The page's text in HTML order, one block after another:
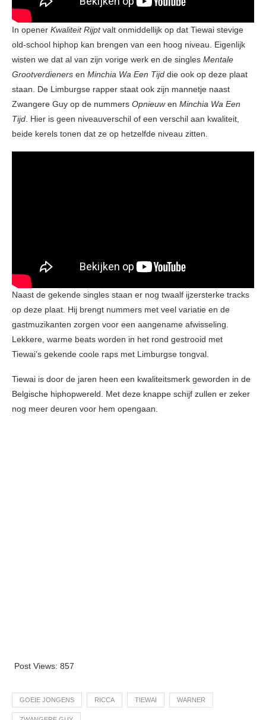
In opener Kwaliteit Rijptvalt onmiddellijk op dat Tiewai stevige
old-school hiphop kan brengen van een hoog niveau. Eigenlijk
wisten we dat al van zijn vorige werk en de singles Mentale
Grootverdieners en Minchia Wa Een Tijd die ook op deze plaat
staan. De Limburgse rapper staat ook zijn mannetje naast
Zwangere Guy op de nummers Opnieuwen Minchia Wa Een
Tijd . Hier is geen niveauverschil of een verschil aan kwaliteit,
beide kerels tonen dat ze op hetzelfde niveau zitten.
Naast de gekende singles staan er nog twaalf ijzersterke tracks
op deze plaat. Hij brengt nummers met veel variatie en de
gastmuzikanten zorgen voor een aangename afwisseling.
Lekkere, warme beats worden in het rond gestrooid met
Tiewai’s gekende coole raps met Limburgse tongval.
Tiewai is door de jaren heen een kwaliteitsmerk geworden in de
Belgische hiphopwereld. Met deze knappe schijf zullen er zeker
nog meer deuren voor hem opengaan.
Post Views: 857
GOEIE JONGENS RICCA TIEWAI WARNER